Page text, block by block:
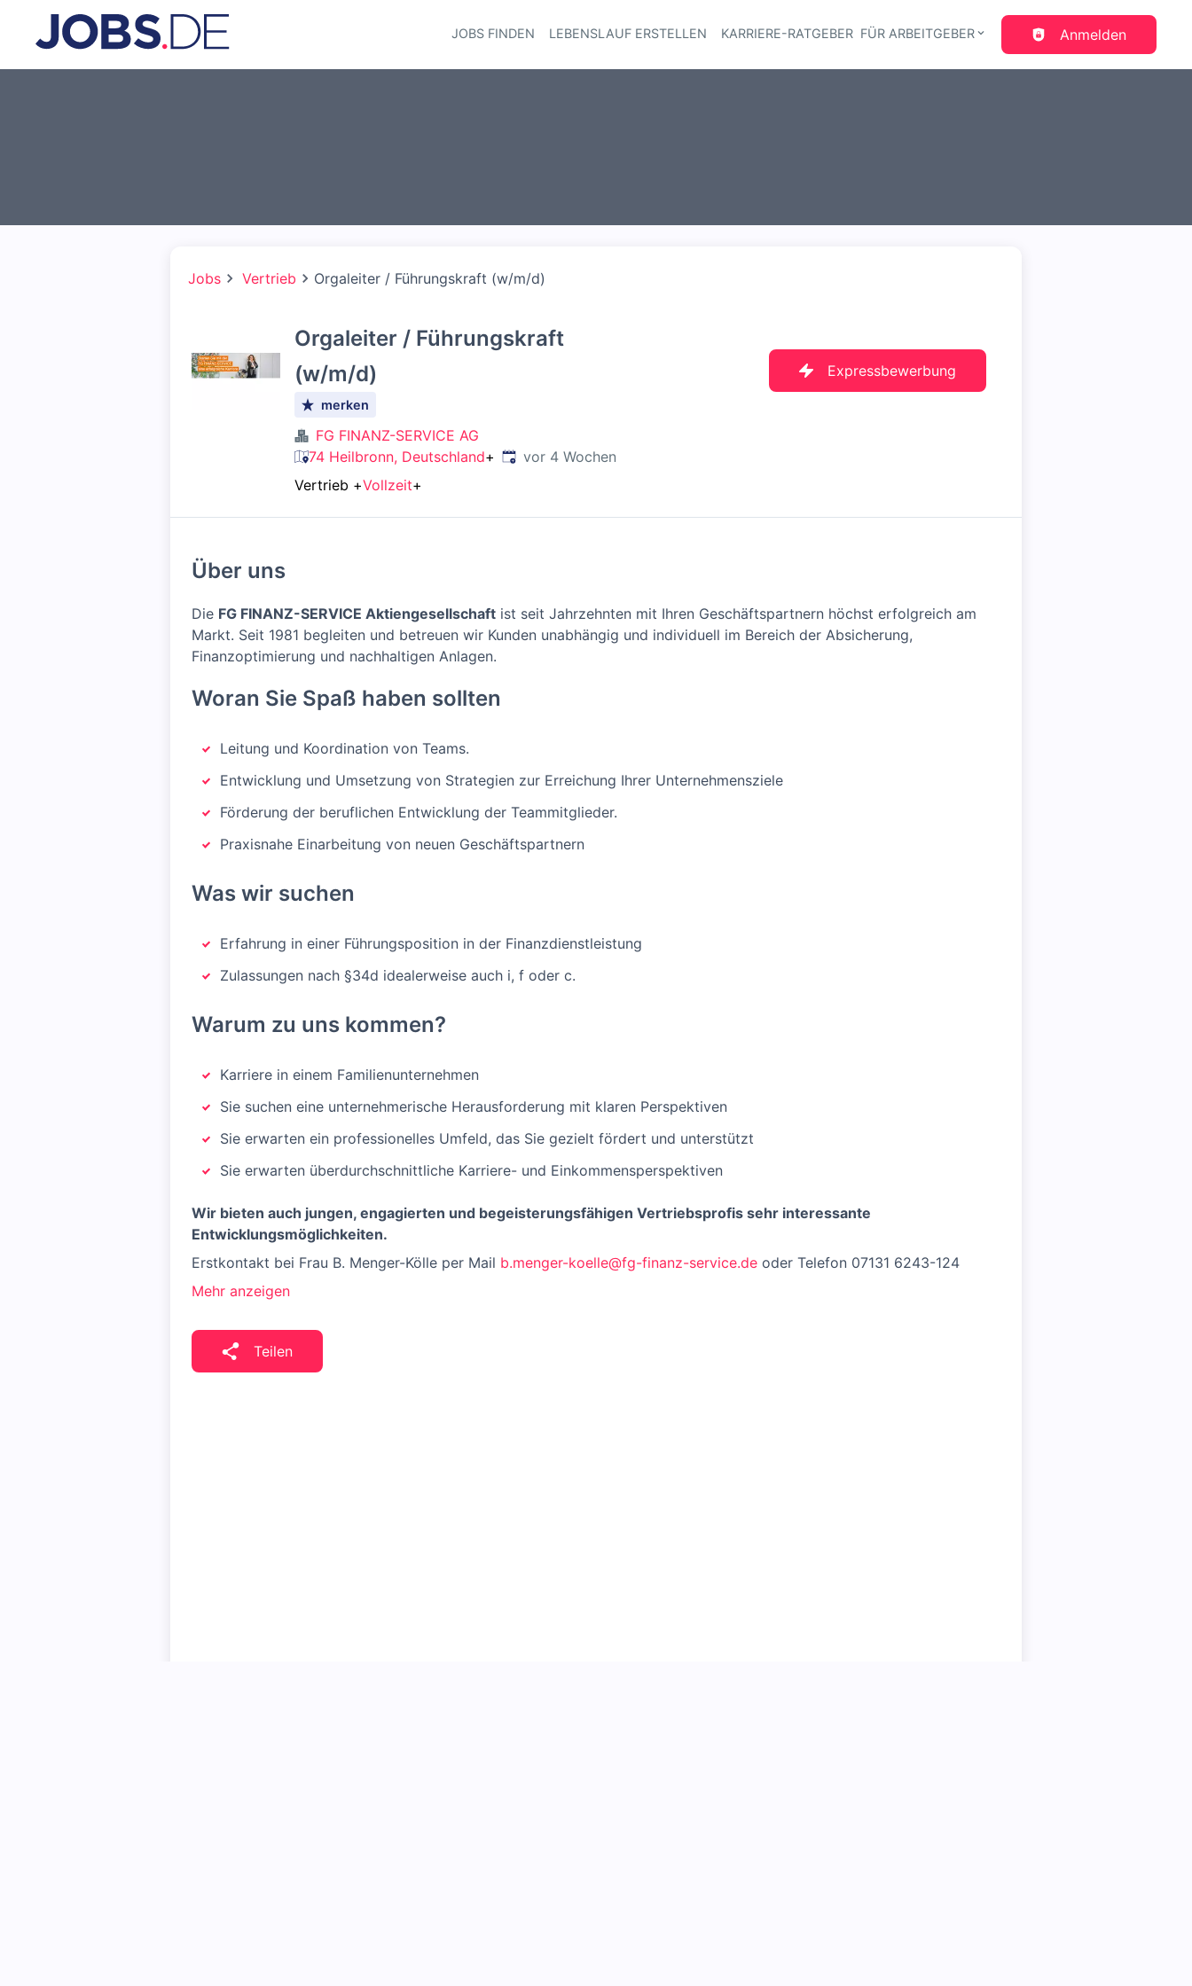
Haupt-Navigation
JOBS FINDEN LEBENSLAUF ERSTELLEN KARRIERE-RATGEBER FÜR ARBEITGEBER Anmelden
Jobs Vertrieb Orgaleiter / Führungskraft (w/m/d)
Orgaleiter / Führungskraft
(w/m/d)
merken
FG FINANZ-SERVICE AG
74 Heilbronn, Deutschland+ Veröffentlicht:
vor 4 Wochen
Vertrieb +Vollzeit+
Expressbewerbung
Über uns
Die FG FINANZ-SERVICE Aktiengesellschaft ist seit Jahrzehnten mit Ihren Geschäftspartnern höchst erfolgreich am
Markt. Seit 1981 begleiten und betreuen wir Kunden unabhängig und individuell im Bereich der Absicherung,
Finanzoptimierung und nachhaltigen Anlagen.
Woran Sie Spaß haben sollten
Leitung und Koordination von Teams.
Entwicklung und Umsetzung von Strategien zur Erreichung Ihrer Unternehmensziele
Förderung der beruflichen Entwicklung der Teammitglieder.
Praxisnahe Einarbeitung von neuen Geschäftspartnern
Was wir suchen
Erfahrung in einer Führungsposition in der Finanzdienstleistung
Zulassungen nach §34d idealerweise auch i, f oder c.
Warum zu uns kommen?
Karriere in einem Familienunternehmen
Sie suchen eine unternehmerische Herausforderung mit klaren Perspektiven
Sie erwarten ein professionelles Umfeld, das Sie gezielt fördert und unterstützt
Sie erwarten überdurchschnittliche Karriere- und Einkommensperspektiven
Wir bieten auch jungen, engagierten und begeisterungsfähigen Vertriebsprofis sehr interessante
Entwicklungsmöglichkeiten.
Erstkontakt bei Frau B. Menger-Kölle per Mail b.menger-koelle@fg-finanz-service.de oder Telefon 07131 6243-124
Mehr anzeigen
Teilen